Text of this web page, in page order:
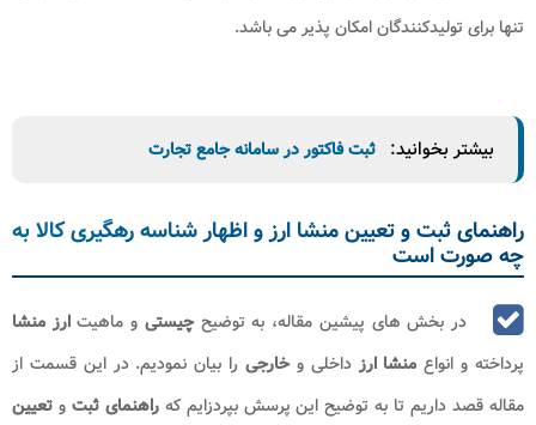
تنها برای تولیدکنندگان امکان پذیر می باشد.
بیشتر بخوانید: ثبت فاکتور در سامانه جامع تجارت
راهنمای ثبت و تعیین منشا ارز و اظهار شناسه رهگیری کالا به
چه صورت است
در بخش های پیشین مقاله، به توضیحچیستی و ماهیتارز منشا
پرداخته و انواع منشا ارزداخلی وخارجی را بیان نمودیم. در این قسمت از
مقاله قصد داریم تا به توضیح این پرسش بپردزایم کهراهنمای ثبتو تعیین